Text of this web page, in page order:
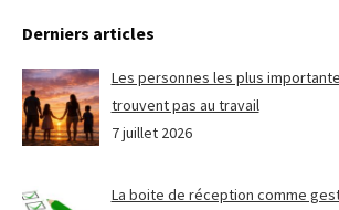
Derniers articles
Les personnes les plus
trouvent pas au travail
7 juillet 2026
La boite de réception comme